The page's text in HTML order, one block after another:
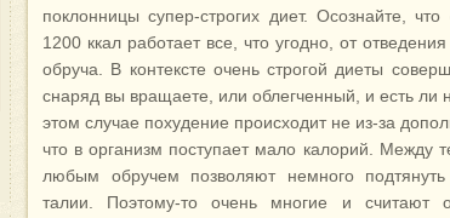
поклонницы супер-строгих диет. Осознайте,
1200 ккал работает все, что угодно, от
обруча. В контексте очень строгой диеты
снаряд вы вращаете, или облегченный, и есть
этом случае похудение происходит не из-за
что в организм поступает мало калорий. Между
любым обручем позволяют немного
талии. Поэтому-то очень многие и считают